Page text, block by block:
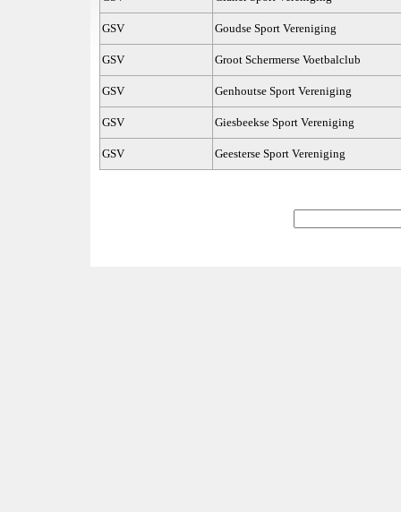
GSV Goudse Sport Vereniging
GSV Groot Schermerse Voetbalclub
GSV Genhoutse Sport Vereniging
GSV Giesbeekse Sport Vereniging
GSV Geesterse Sport Vereniging